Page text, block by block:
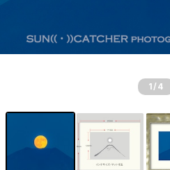
1 /4